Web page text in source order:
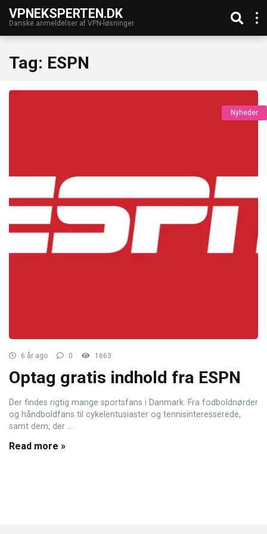
VPNEKSPERTEN.DK
Danske anmeldelser af VPN-løsninger
Tag: ESPN
Nyheder
6 år ago 0 1663
Optag gratis indhold fra ESPN
Der findes rigtig mange sportsfans i Danmark. Fra fodboldnørder
og håndboldfans til cykelentusiaster og tennisinteresserede,
samt dem, der ...
Read more »